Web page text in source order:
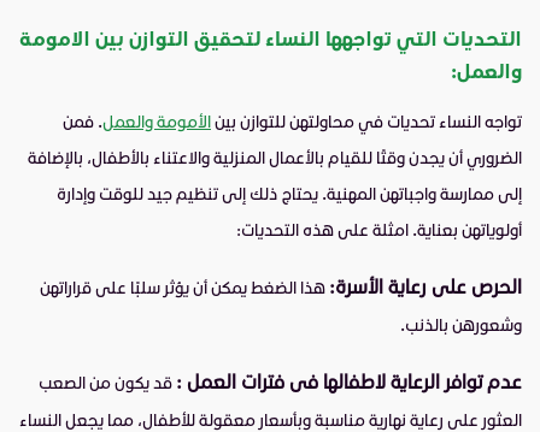
التحديات التي تواجهها النساء لتحقيق التوازن بين الامومة
والعمل:
تواجه النساء تحديات في محاولتهن للتوازن بينالأمومة والعمل. فمن
الضروري أن يجدن وقتًا للقيام بالأعمال المنزلية والاعتناء بالأطفال، بالإضافة
إلى ممارسة واجباتهن المهنية. يحتاج ذلك إلى تنظيم جيد للوقت وإدارة
أولوياتهن بعناية. امثلة على هذه التحديات:
الحرص على رعاية الأسرة: هذا الضغط يمكن أن يؤثر سلبًا على قراراتهن
وشعورهن بالذنب.
عدم توافر الرعاية لاطفالها فى فترات العمل : قد يكون من الصعب
العثور على رعاية نهارية مناسبة وبأسعار معقولة للأطفال، مما يجعل النساء